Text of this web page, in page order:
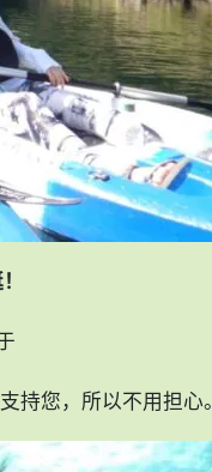
持您，所以不用担心。